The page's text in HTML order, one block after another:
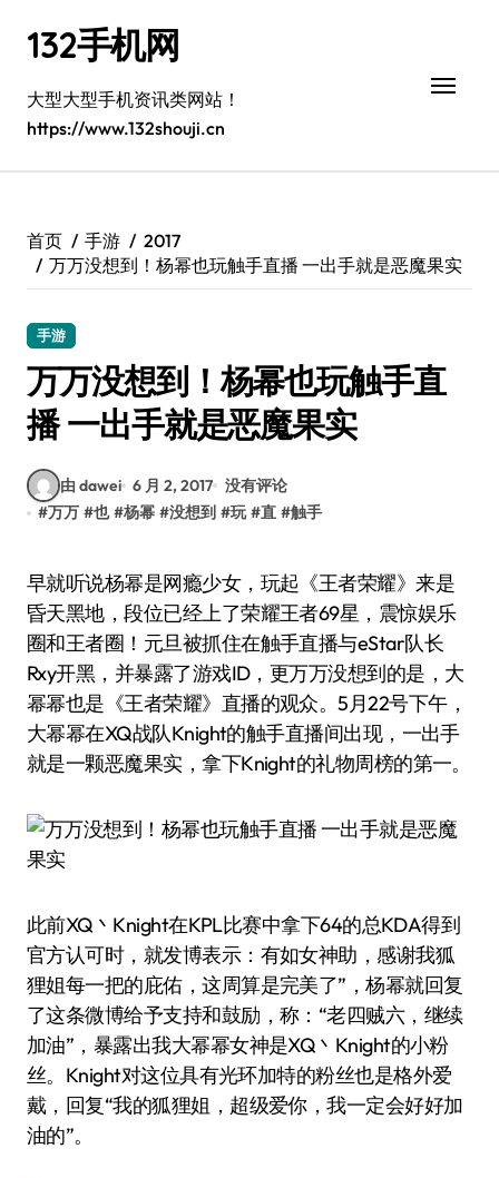
132手机网
大型大型手机资讯类网站！
https://www.132shouji.cn
首页 手游
2017
万万没想到！杨幂也玩触手直播 一出手就是恶魔果实
手游
万万没想到！杨幂也玩触手直
播 一出手就是恶魔果实
由 dawei 6 月 2, 2017 没有评论
#万万 #也 #杨幂 #没想到 #玩 #直 #触手
早就听说杨幂是网瘾少女，玩起《王者荣耀》来是
昏天黑地，段位已经上了荣耀王者69星，震惊娱乐
圈和王者圈！元旦被抓住在触手直播与eStar队长
Rxy开黑，并暴露了游戏ID，更万万没想到的是，大
幂幂也是《王者荣耀》直播的观众。5月22号下午，
大幂幂在XQ战队Knight的触手直播间出现，一出手
就是一颗恶魔果实，拿下Knight的礼物周榜的第一。
此前XQ丶Knight在KPL比赛中拿下64的总KDA得到
官方认可时，就发博表示：有如女神助，感谢我狐
狸姐每一把的庇佑，这周算是完美了”，杨幂就回复
了这条微博给予支持和鼓励，称：“老四贼六，继续
加油”，暴露出我大幂幂女神是XQ丶Knight的小粉
丝。Knight对这位具有光环加特的粉丝也是格外爱
戴，回复“我的狐狸姐，超级爱你，我一定会好好加
油的”。